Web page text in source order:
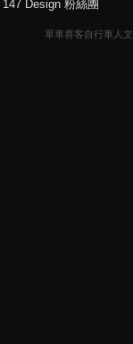
147 Design 粉絲團
單車喜客自行車人